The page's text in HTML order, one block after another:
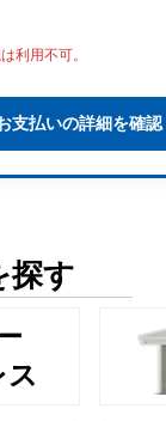
利用不可。
支払いの詳細を確認
探す
ス